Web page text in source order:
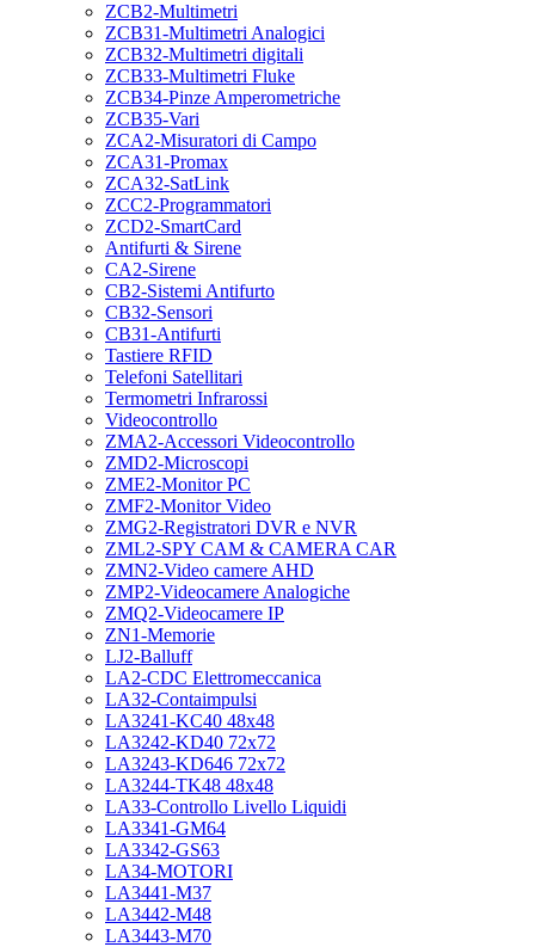
ZCB2-Multimetri
ZCB31-Multimetri Analogici
ZCB32-Multimetri digitali
ZCB33-Multimetri Fluke
ZCB34-Pinze Amperometriche
ZCB35-Vari
ZCA2-Misuratori di Campo
ZCA31-Promax
ZCA32-SatLink
ZCC2-Programmatori
ZCD2-SmartCard
Antifurti & Sirene
CA2-Sirene
CB2-Sistemi Antifurto
CB32-Sensori
CB31-Antifurti
Tastiere RFID
Telefoni Satellitari
Termometri Infrarossi
Videocontrollo
ZMA2-Accessori Videocontrollo
ZMD2-Microscopi
ZME2-Monitor PC
ZMF2-Monitor Video
ZMG2-Registratori DVR e NVR
ZML2-SPY CAM & CAMERA CAR
ZMN2-Video camere AHD
ZMP2-Videocamere Analogiche
ZMQ2-Videocamere IP
ZN1-Memorie
LJ2-Balluff
LA2-CDC Elettromeccanica
LA32-Contaimpulsi
LA3241-KC40 48x48
LA3242-KD40 72x72
LA3243-KD646 72x72
LA3244-TK48 48x48
LA33-Controllo Livello Liquidi
LA3341-GM64
LA3342-GS63
LA34-MOTORI
LA3441-M37
LA3442-M48
LA3443-M70